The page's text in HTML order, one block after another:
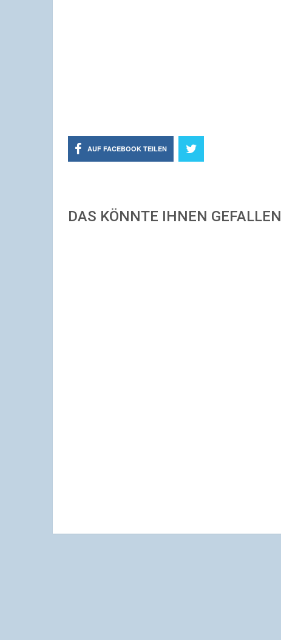
AUF FACEBOOK TEILEN
DAS KÖNNTE IHNEN GEFALLEN